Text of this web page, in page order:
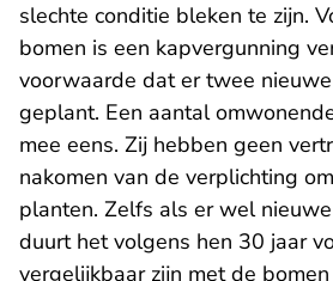
slechte conditie bleken te zijn.
bomen is een kapvergunning
voorwaarde dat er twee
geplant. Een aantal
mee eens. Zij hebben geen
nakomen van de verplichting
planten. Zelfs als er wel
duurt het volgens hen 30 jaar
vergelijkbaar zijn met de